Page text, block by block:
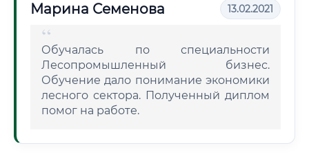
Марина Семенова 13.02.2021
Обучалась по специальности
Лесопромышленный бизнес.
Обучение дало понимание экономики
лесного сектора. Полученный диплом
помог на работе.